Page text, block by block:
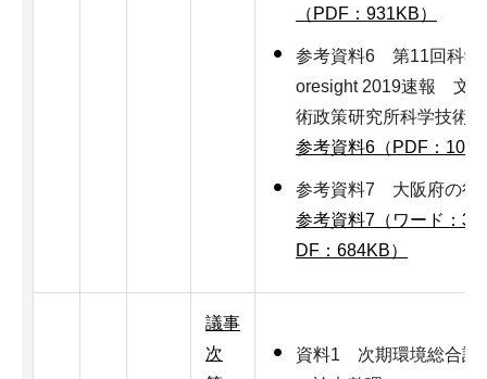
（PDF：931KB）
参考資料6 第11回科学
oresight 2019速報 文
術政策研究所科学技術
参考資料6（PDF：
参考資料7 大阪府の行
参考資料7（ワード：
DF：684KB）
議事
次
資料1 次期環境総合計